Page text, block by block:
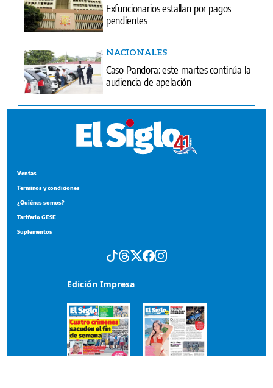
Exfuncionarios estallan por pagos
pendientes
NACIONALES
Caso Pandora: este martes continúa la
audiencia de apelación
Ventas
Terminos y condiciones
¿Quiénes somos?
Tarifario GESE
Suplementos
Edición Impresa